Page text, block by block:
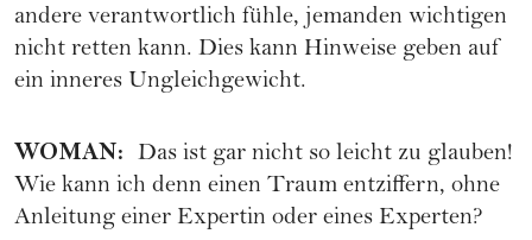
andere verantwortlich fühle, jemanden wichtigen
nicht retten kann. Dies kann Hinweise geben auf
ein inneres Ungleichgewicht.
WOMAN:
Das ist gar nicht so leicht zu glauben!
Wie kann ich denn einen Traum entziffern, ohne
Anleitung einer Expertin oder eines Experten?